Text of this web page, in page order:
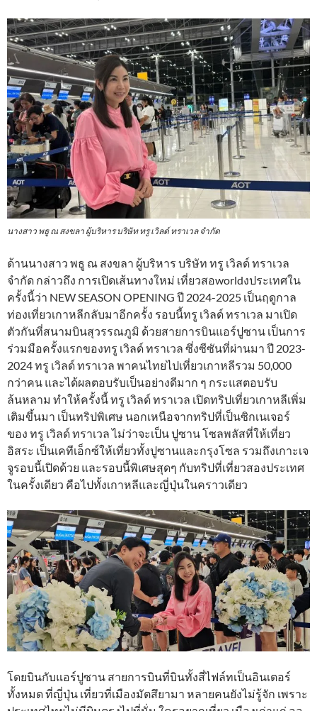
นางสาว พธู ณ สงขลา ผู้บริหาร บริษัท ทรู เวิลด์ ทราเวล จำกัด
ด้านนางสาว พธู ณ สงขลา ผู้บริหาร บริษัท ทรู เวิลด์ ทราเวล
จำกัด กล่าวถึง การเปิดเส้นทางใหม่ เที่ยวสอworldงประเทศใน
ครั้งนี้ว่า NEW SEASON OPENING ปี 2024-2025 เป็นฤดูกาล
ท่องเที่ยวเกาหลีกลับมาอีกครั้ง รอบนี้ทรู เวิลด์ ทราเวล มาเปิด
ตัวกันที่สนามบินสุวรรณภูมิ ด้วยสายการบินแอร์ปูซาน เป็นการ
ร่วมมือครั้งแรกของทรู เวิลด์ ทราเวล ซึ่งซีซันที่ผ่านมา ปี 2023-
2024 ทรู เวิลด์ ทราเวล พาคนไทยไปเที่ยวเกาหลีรวม 50,000
กว่าคน และได้ผลตอบรับเป็นอย่างดีมาก ๆ กระแสตอบรับ
ล้นหลาม ทำให้ครั้งนี้ ทรู เวิลด์ ทราเวล เปิดทริปเที่ยวเกาหลีเพิ่ม
เติมขึ้นมา เป็นทริปพิเศษ นอกเหนือจากทริปที่เป็นซิกเนเจอร์
ของ ทรู เวิลด์ ทราเวล ไม่ว่าจะเป็น ปูซาน โซลพลัสที่ให้เที่ยว
อิสระ เป็นเคทีเอ็กซ์ให้เที่ยวทั้งปูซานและกรุงโซล รวมถึงเกาะเจ
จูรอบนี้เปิดด้วย และรอบนี้พิเศษสุดๆ กับทริปที่เที่ยวสองประเทศ
ในครั้งเดียว คือไปทั้งเกาหลีและญี่ปุ่นในคราวเดียว
โดยบินกับแอร์ปูซาน สายการบินที่บินทั้งสี่ไฟล์ทเป็นอินเตอร์
ทั้งหมด ที่ญี่ปุ่น เที่ยวที่เมืองมัตสึยามา หลายคนยังไม่รู้จัก เพราะ